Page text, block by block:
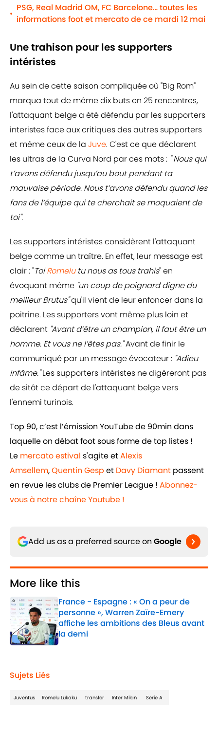
•
PSG, Real Madrid OM, FC Barcelone… toutes les
informations foot et mercato de ce mardi 12 mai
Une trahison pour les supporters
intéristes
Au sein de cette saison compliquée où "Big Rom"
marqua tout de même dix buts en 25 rencontres,
l'attaquant belge a été défendu par les supporters
interistes face aux critiques des autres supporters
et même ceux de la Juve. C'est ce que déclarent
les ultras de la Curva Nord par ces mots : " Nous qui
t’avons défendu jusqu’au bout pendant ta
mauvaise période. Nous t’avons défendu quand les
fans de l’équipe qui te cherchait se moquaient de
toi".
Les supporters intéristes considèrent l'attaquant
belge comme un traître. En effet, leur message est
clair : "ToiRomelutu nous as tous trahis" en
évoquant même "un coup de poignard digne du
meilleur Brutus"qu'il vient de leur enfoncer dans la
poitrine. Les supporters vont même plus loin et
déclarent "Avant d’être un champion, il faut être un
homme. Et vous ne l’êtes pas."Avant de finir le
communiqué par un message évocateur : "Adieu
infâme."Les supporters intéristes ne digèreront pas
de sitôt ce départ de l'attaquant belge vers
l'ennemi turinois.
Top 90, c’est l’émission YouTube de 90min dans
laquelle on débat foot sous forme de top listes !
Le mercato estival s'agite etAlexis
Amsellem,Quentin Gesp et Davy Diamant passent
en revue les clubs de Premier League ! Abonnez-
vous à notre chaîne Youtube !
Add us as a preferred source on Google
More like this
France - Espagne : « On a peur de
personne », Warren Zaïre-Emery
affiche les ambitions des Bleus avant
la demi
Published by on Invalid Date
Sujets Liés
Juventus Romelu Lukaku transfer Inter Milan Serie A